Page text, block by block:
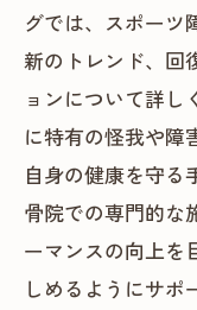
グでは、スポーツ
新のトレンド、回
ョンについて詳し
に特有の怪我や障
自身の健康を守る
骨院での専門的な
ーマンスの向上を
しめるようにサポ